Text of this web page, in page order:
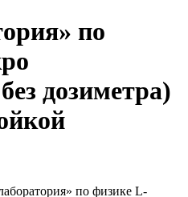
по
дозиметра)
по физике L-